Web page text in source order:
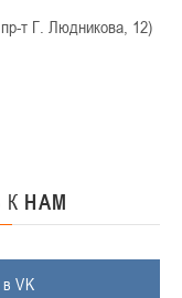
т Г. Людникова, 12)
К НАМ
VK